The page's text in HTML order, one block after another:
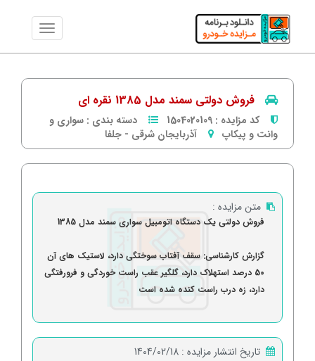
فروش دولتی سمند مدل 1385 نقره ای
کد مزایده : 1504020109 دسته بندی : سواری و
وانت و پیکاپ
آذربایجان شرقی - جلفا
متن مزایده :
فروش دولتی یک دستگاه اتومبیل سواری سمند مدل 1385
گزارش کارشناسی: سقف آفتاب سوختگی دارد، لاستیک های آن
50 درصد استهلاک دارد، گلگیر عقب راست خوردگی و فرورفتگی
دارد، زه درب راست کنده شده است
تاریخ انتشار مزایده : 1404/02/18